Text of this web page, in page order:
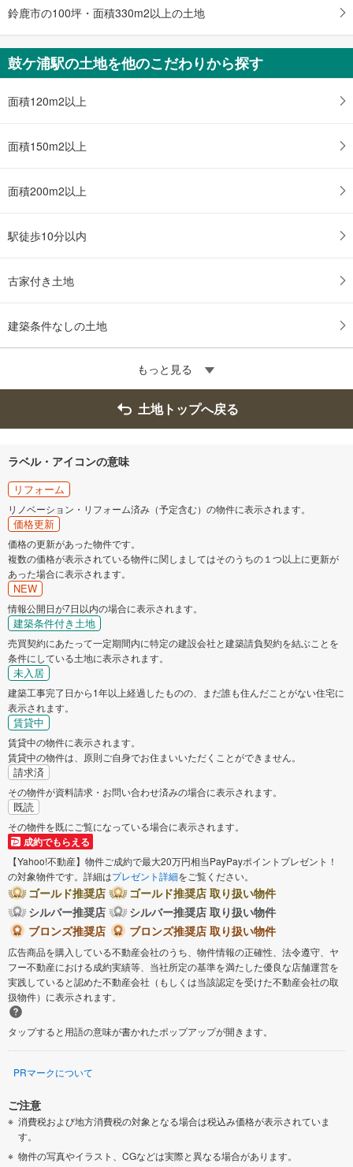
鈴鹿市の100坪・面積330m2以上の土地
鼓ケ浦駅の土地を他のこだわりから探す
面積120m2以上
面積150m2以上
面積200m2以上
駅徒歩10分以内
古家付き土地
建築条件なしの土地
もっと見る
土地トップへ戻る
ラベル・アイコンの意味
リフォーム
リノベーション・リフォーム済み（予定含む）の物件に表示されます。
価格更新
価格の更新があった物件です。
複数の価格が表示されている物件に関しましてはそのうちの１つ以上に更新が
あった場合に表示されます。
NEW
情報公開日が7日以内の場合に表示されます。
建築条件付き土地
売買契約にあたって一定期間内に特定の建設会社と建築請負契約を結ぶことを
条件にしている土地に表示されます。
未入居
建築工事完了日から1年以上経過したものの、まだ誰も住んだことがない住宅に
表示されます。
賃貸中
賃貸中の物件に表示されます。
賃貸中の物件は、原則ご自身でお住まいいただくことができません。
請求済
その物件が資料請求・お問い合わせ済みの場合に表示されます。
既読
その物件を既にご覧になっている場合に表示されます。
成約でもらえる
【Yahoo!不動産】物件ご成約で最大20万円相当PayPayポイントプレゼント！
の対象物件です。詳細はプレゼント詳細をご覧ください。
ゴールド推奨店
ゴールド推奨店 取り扱い物件
シルバー推奨店
シルバー推奨店 取り扱い物件
ブロンズ推奨店
ブロンズ推奨店 取り扱い物件
広告商品を購入している不動産会社のうち、物件情報の正確性、法令遵守、ヤ
フー不動産における成約実績等、当社所定の基準を満たした優良な店舗運営を
実践していると認めた不動産会社（もしくは当該認定を受けた不動産会社の取
扱物件）に表示されます。
タップすると用語の意味が書かれたポップアップが開きます。
PRマークについて
ご注意
消費税および地方消費税の対象となる場合は税込み価格が表示されていま
す。
物件の写真やイラスト、CGなどは実際と異なる場合があります。